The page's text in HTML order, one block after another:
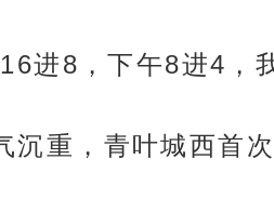
进8，下午8进4，
沉重，青叶城西首